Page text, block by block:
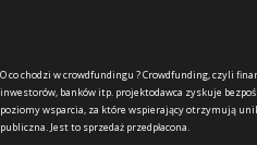
O co chodzi w crowdfundingu ?Crowdfunding, czyli
inwestorów, banków itp. projektodawca zyskuje
poziomy wsparcia, za które wspierający otrzymują
publiczna. Jest to sprzedaż przedpłacona.